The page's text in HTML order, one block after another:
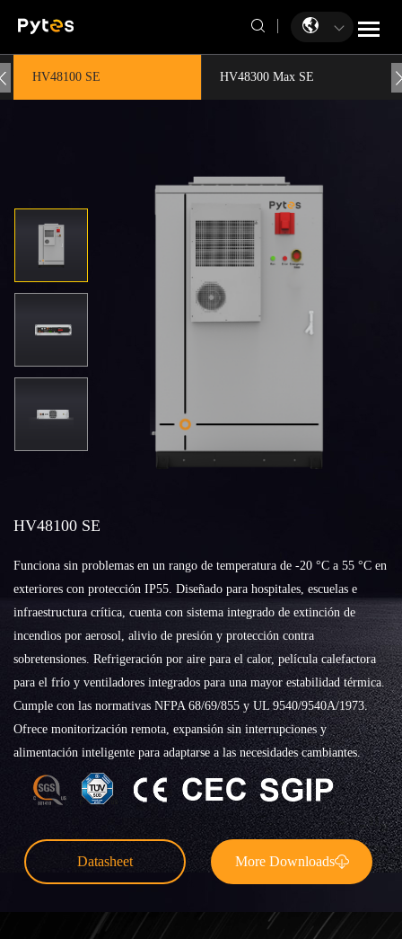
HV48100 SE HV48300 Max SE
HV48100 SE
Funciona sin problemas en un rango de temperatura de -20 °C a 55 °C en
exteriores con protección IP55. Diseñado para hospitales, escuelas e
infraestructura crítica, cuenta con sistema integrado de extinción de
incendios por aerosol, alivio de presión y protección contra
sobretensiones. Refrigeración por aire para el calor, película calefactora
para el frío y ventiladores integrados para una mayor estabilidad térmica.
Cumple con las normativas NFPA 68/69/855 y UL 9540/9540A/1973.
Ofrece monitorización remota, expansión sin interrupciones y
alimentación inteligente para adaptarse a las necesidades cambiantes.
Datasheet More Downloads